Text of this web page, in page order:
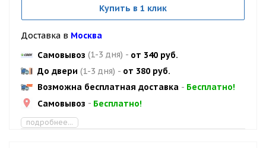
Купить в 1 клик
Доставка в Москва
Самовывоз (1-3 дня) - от 340 руб.
До двери (1-3 дня) - от 380 руб.
Возможна бесплатная доставка - Бесплатно!
Самовывоз - Бесплатно!
подробнее...